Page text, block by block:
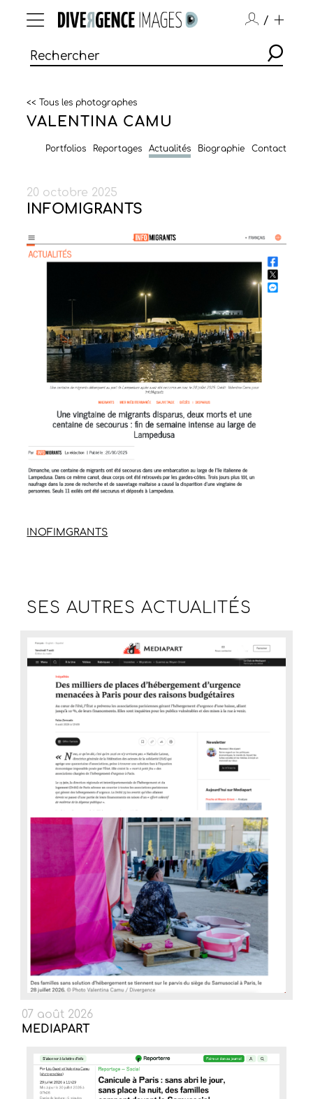
/
<< Tous les photographes
VALENTINA CAMU
Portfolios Reportages Actualités Biographie Contact
20 octobre 2025
INFOMIGRANTS
INOFIMGRANTS
SES AUTRESACTUALITÉS
07 août 2026
MEDIAPART